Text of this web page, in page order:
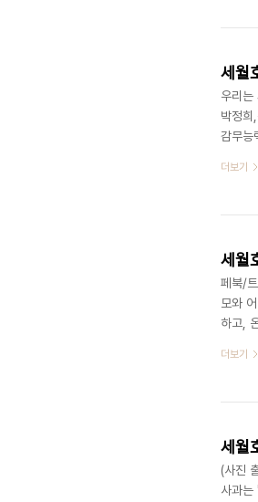
세월
우리는
박정희
감무능
치에
산기업
더보기
세월
페북/
모와
하고,
잊지
와 오
더보기
세월
(사진
사과는